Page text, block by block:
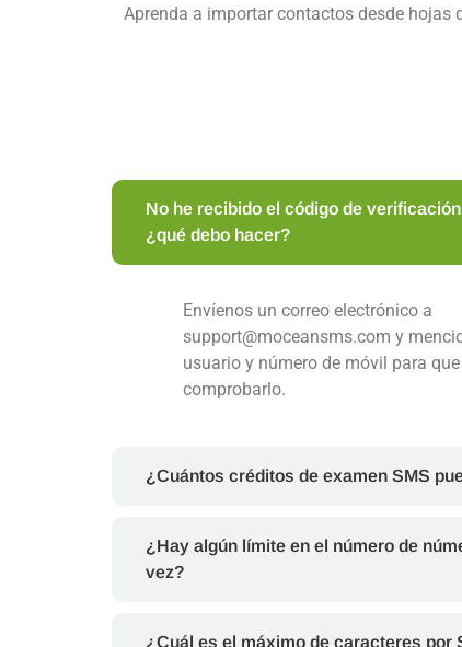
Aprenda a importar contactos desde hojas
No he recibido el código de
¿qué debo hacer?
Envíenos un correo electrónico a
support@moceansms.com y
usuario y número de móvil para
comprobarlo.
¿Cuántos créditos de examen SMS
¿Hay algún límite en el número de
vez?
¿Cuál es el máximo de caracteres por